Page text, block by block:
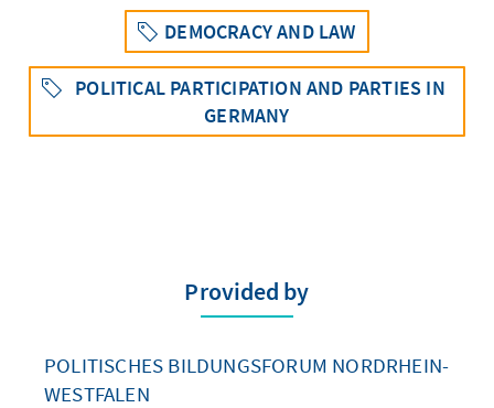
DEMOCRACY AND LAW
POLITICAL PARTICIPATION AND PARTIES IN
GERMANY
Provided by
POLITISCHES BILDUNGSFORUM NORDRHEIN-
WESTFALEN